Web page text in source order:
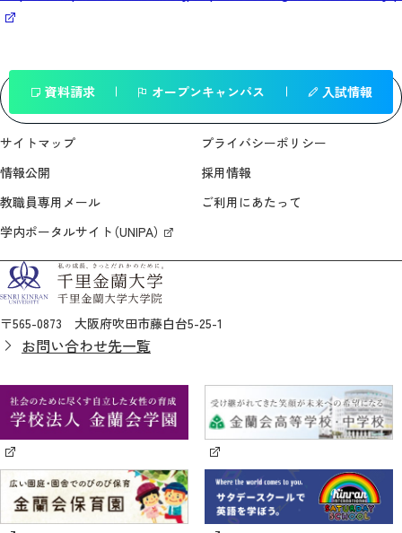
一覧へ戻る
資料請求 オープンキャンパス 入試情報
サイトマップ
プライバシーポリシー
情報公開
採用情報
教職員専用メール
ご利用にあたって
学内ポータルサイト（UNIPA）
〒565-0873 大阪府吹田市藤白台5-25-1
お問い合わせ先一覧